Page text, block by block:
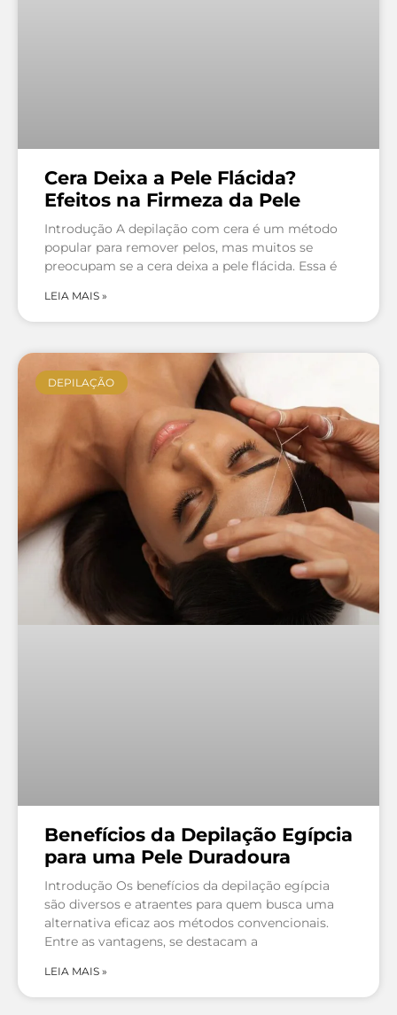
Cera Deixa a Pele Flácida?
Efeitos na Firmeza da Pele
Introdução A depilação com cera é um método
popular para remover pelos, mas muitos se
preocupam se a cera deixa a pele flácida. Essa é
LEIA MAIS »
DEPILAÇÃO
Benefícios da Depilação Egípcia
para uma Pele Duradoura
Introdução Os benefícios da depilação egípcia
são diversos e atraentes para quem busca uma
alternativa eficaz aos métodos convencionais.
Entre as vantagens, se destacam a
LEIA MAIS »